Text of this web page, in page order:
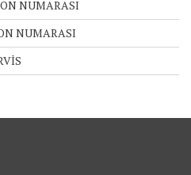
NUMARASI
NUMARASI